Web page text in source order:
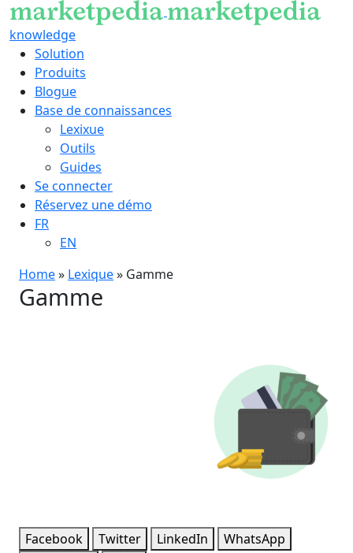
knowledge
Solution
Produits
Blogue
Base de connaissances
Lexixue
Outils
Guides
Se connecter
Réservez une démo
FR
EN
Home» Lexique» Gamme
Gamme
Facebook Twitter LinkedIn
WhatsApp